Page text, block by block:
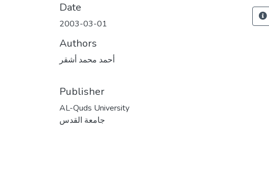
Date
2003-03-01
Authors
أحمد محمد أشقر
Publisher
AL-Quds University
جامعة القدس